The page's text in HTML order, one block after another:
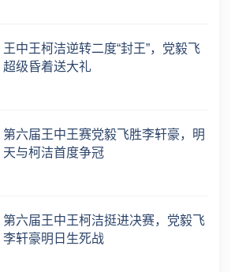
王中王柯洁逆转二度“封王”，党毅飞
超级昏着送大礼
第六届王中王赛党毅飞胜李轩豪，明
天与柯洁首度争冠
第六届王中王柯洁挺进决赛，党毅飞
李轩豪明日生死战